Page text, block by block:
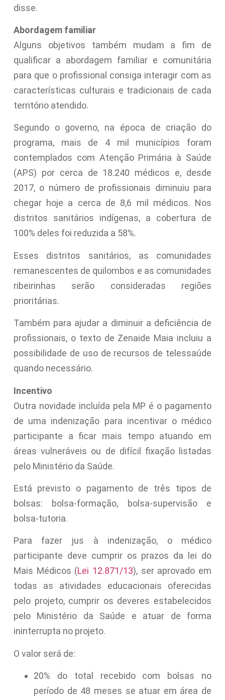
disse.
Abordagem familiar
Alguns objetivos também mudam a fim de
qualificar a abordagem familiar e comunitária
para que o profissional consiga interagir com as
características culturais e tradicionais de cada
território atendido.
Segundo o governo, na época de criação do
programa, mais de 4 mil municípios foram
contemplados com Atenção Primária à Saúde
(APS) por cerca de 18.240 médicos e, desde
2017, o número de profissionais diminuiu para
chegar hoje a cerca de 8,6 mil médicos. Nos
distritos sanitários indígenas, a cobertura de
100% deles foi reduzida a 58%.
Esses distritos sanitários, as comunidades
remanescentes de quilombos e as comunidades
ribeirinhas serão consideradas regiões
prioritárias.
Também para ajudar a diminuir a deficiência de
profissionais, o texto de Zenaide Maia incluiu a
possibilidade de uso de recursos de telessaúde
quando necessário.
Incentivo
Outra novidade incluída pela MP é o pagamento
de uma indenização para incentivar o médico
participante a ficar mais tempo atuando em
áreas vulneráveis ou de difícil fixação listadas
pelo Ministério da Saúde.
Está previsto o pagamento de três tipos de
bolsas: bolsa-formação, bolsa-supervisão e
bolsa-tutoria.
Para fazer jus à indenização, o médico
participante deve cumprir os prazos da lei do
Mais Médicos (Lei 12.871/13), ser aprovado em
todas as atividades educacionais oferecidas
pelo projeto, cumprir os deveres estabelecidos
pelo Ministério da Saúde e atuar de forma
ininterrupta no projeto.
O valor será de:
20% do total recebido com bolsas no
período de 48 meses se atuar em área de